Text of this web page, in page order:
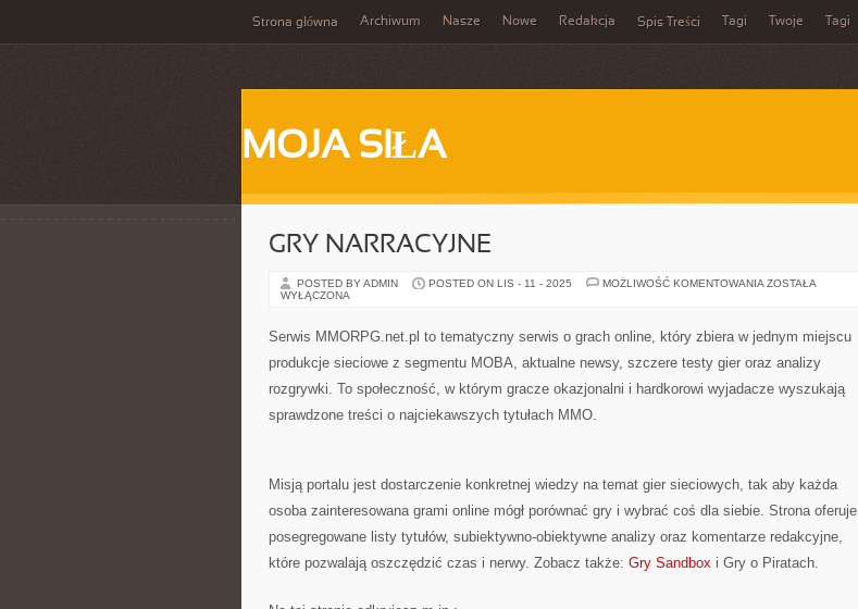
Strona główna Archiwum Nasze Nowe Redakcja Spis Treści Tagi Twoje Tagi
MOJA SIŁA
GRY NARRACYJNE
POSTED BY ADMIN POSTED ON LIS - 11 - 2025 MOŻLIWOŚĆ KOMENTOWANIA GRY
ZOSTAŁA
WYŁĄCZONA
Serwis MMORPG.net.pl to tematyczny serwis o grach online, który zbiera w jednym miejscu
produkcje sieciowe z segmentu MOBA, aktualne newsy, szczere testy gier oraz analizy
rozgrywki. To społeczność, w którym gracze okazjonalni i hardkorowi wyjadacze wyszukają
sprawdzone treści o najciekawszych tytułach MMO.
Misją portalu jest dostarczenie konkretnej wiedzy na temat gier sieciowych, tak aby każda
osoba zainteresowana grami online mógł porównać gry i wybrać coś dla siebie. Strona oferuje
posegregowane listy tytułów, subiektywno-obiektywne analizy oraz komentarze redakcyjne,
które pozwalają oszczędzić czas i nerwy. Zobacz także: Gry Sandbox i Gry o Piratach.